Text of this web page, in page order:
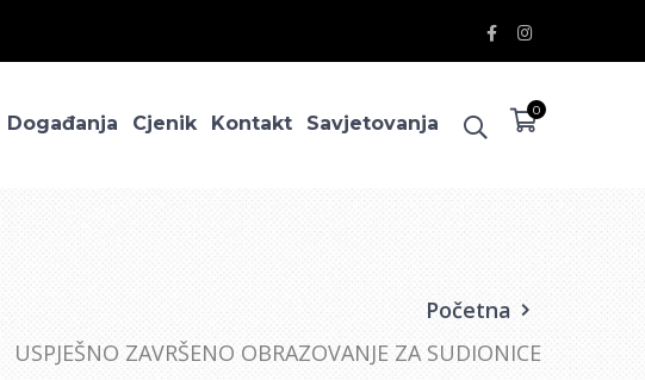
Facebook
Profile
Instagram
Profile
0
Događanja Cjenik Kontakt Savjetovanja
Početna
USPJEŠNO ZAVRŠENO OBRAZOVANJE ZA SUDIONICE